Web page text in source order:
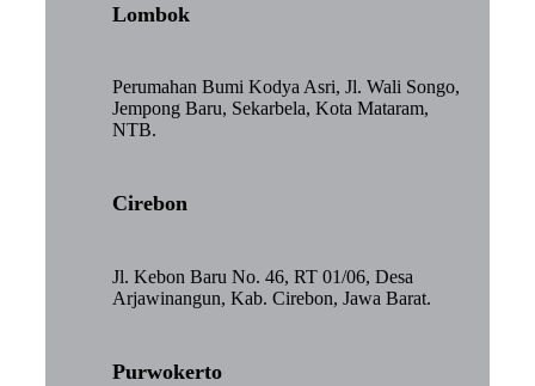
Lombok
Perumahan Bumi Kodya Asri, Jl. Wali Songo,
Jempong Baru, Sekarbela, Kota Mataram,
NTB.
Cirebon
Jl. Kebon Baru No. 46, RT 01/06, Desa
Arjawinangun, Kab. Cirebon, Jawa Barat.
Purwokerto